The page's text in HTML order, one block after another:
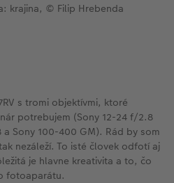
krajina, © Filip Hrebenda
s tromi objektívmi, ktoré
potrebujem (Sony 12-24 f/2.8
Sony 100-400 GM). Rád by som
nezáleží. To isté človek odfotí aj
je hlavne kreativita a to, čo
fotoaparátu.